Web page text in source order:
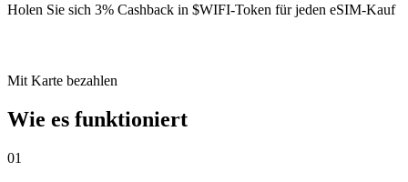
Holen Sie sich 3% Cashback in $WIFI-Token für jeden eSIM-Kauf
Mit Karte bezahlen
Wie es funktioniert
01